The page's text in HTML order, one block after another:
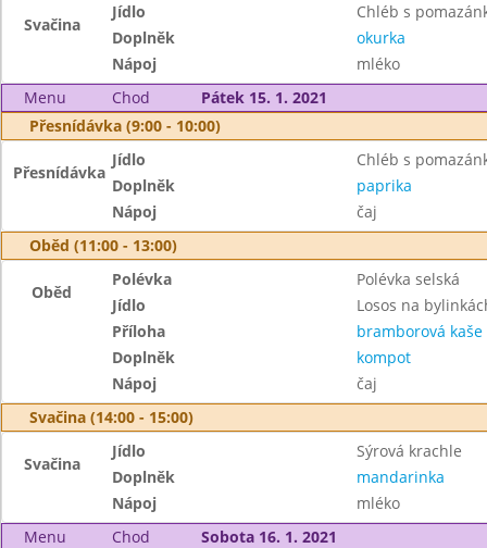
Svačina
Jídlo
Chléb s
Doplněk
okurka
Nápoj
mléko
Menu
Chod
Pátek 15. 1. 2021
Přesnídávka (9:00 - 10:00)
Přesnídávka
Jídlo
Chléb s
Doplněk
paprika
Nápoj
čaj
Oběd (11:00 - 13:00)
Oběd
Polévka
Polévka selská
Jídlo
Losos na
Příloha
bramborová kaše
Doplněk
kompot
Nápoj
čaj
Svačina (14:00 - 15:00)
Svačina
Jídlo
Sýrová krachle
Doplněk
mandarinka
Nápoj
mléko
Menu
Chod
Sobota 16. 1. 2021